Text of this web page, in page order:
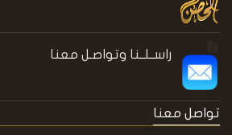
راســلــنا وتواصـل معنا
تواصل معنا